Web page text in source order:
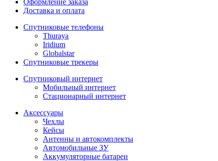
Доставка и оплата
Спутниковые телефоны
Thuraya
Iridium
Globalstar
Спутниковые трекеры
Спутниковый интернет
Мобильный интернет
Стационарный интернет
Аксессуары
Чехлы
Кейсы
Антенны и автокомплекты
Автомобильные ЗУ
Аккумуляторные батареи